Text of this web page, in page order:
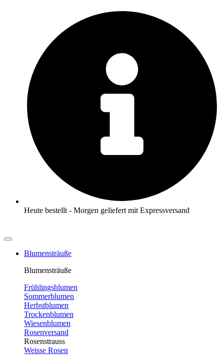
Heute bestellt - Morgen geliefert mit Expressversand
Blumensträuße
Blumensträuße
Frühlingsblumen
Sommerblumen
Herbstblumen
Trockenblumen
Wiesenblumen
Rosenversand
Rosenstrauss
Weisse Rosen